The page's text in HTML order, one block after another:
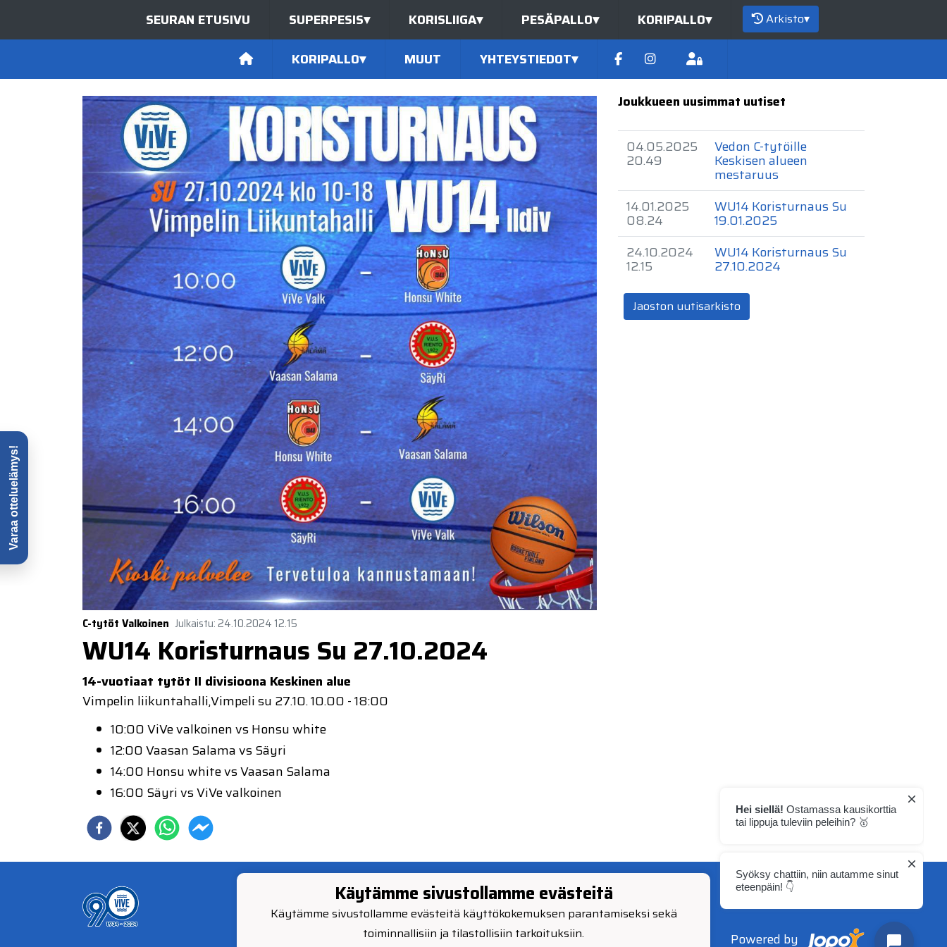
SEURAN ETUSIVU SUPERPESIS▾ KORISLIIGA▾ PESÄPALLO▾ KORIPALLO▾ Arkisto▾
KORIPALLO▾ MUUT YHTEYSTIEDOT▾
C-tytöt Valkoinen Julkaistu:24.10.2024 12.15
WU14 Koristurnaus Su 27.10.2024
14-vuotiaat tytöt II divisioona Keskinen alue
Vimpelin liikuntahalli,Vimpeli su 27.10. 10.00 - 18:00
10:00 ViVe valkoinen vs Honsu white
12:00 Vaasan Salama vs Säyri
14:00 Honsu whitevs Vaasan Salama
16:00 Säyrivs ViVe valkoinen
Joukkueen uusimmat uutiset
04.05.2025
20.49
Vedon C-tytöille
Keskisen alueen
mestaruus
14.01.2025
08.24
WU14 Koristurnaus Su
19.01.2025
24.10.2024
12.15
WU14 Koristurnaus Su
27.10.2024
Jaoston uutisarkisto
© Vimpelin Veto 2024
Powered by
Käytämme sivustollamme evästeitä
Käytämme sivustollamme evästeitä käyttökokemuksen parantamiseksi sekä
toiminnallisiin ja tilastollisiin tarkoituksiin.